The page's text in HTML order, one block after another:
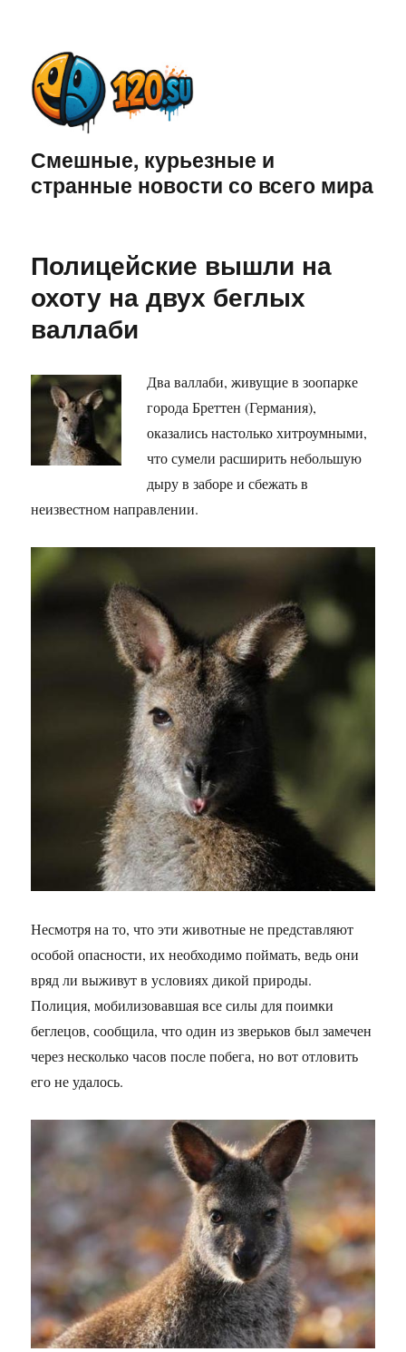
Смешные, курьезные и
странные новости со всего мира
Полицейские вышли на
охоту на двух беглых
валлаби
Два валлаби, живущие в зоопарке
города Бреттен (Германия),
оказались настолько хитроумными,
что сумели расширить небольшую
дыру в заборе и сбежать в
неизвестном направлении.
Несмотря на то, что эти животные не представляют
особой опасности, их необходимо поймать, ведь они
вряд ли выживут в условиях дикой природы.
Полиция, мобилизовавшая все силы для поимки
беглецов, сообщила, что один из зверьков был замечен
через несколько часов после побега, но вот отловить
его не удалось.